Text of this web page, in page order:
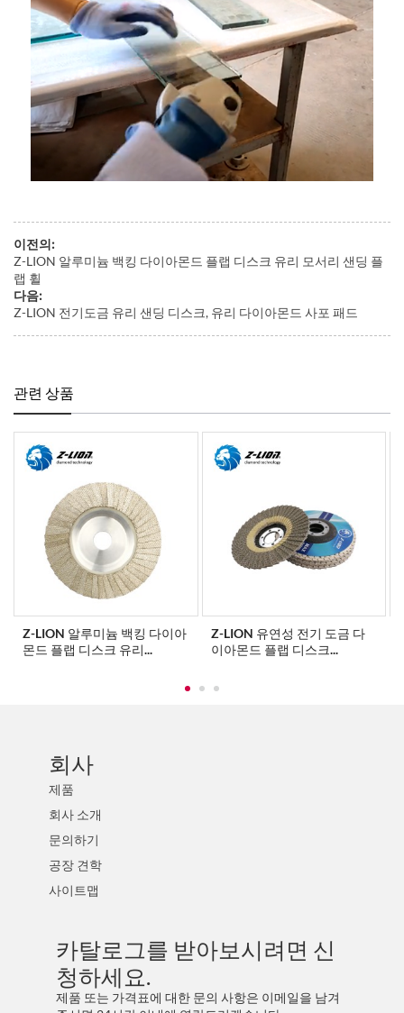
이전의:
Z-LION 알루미늄 백킹 다이아몬드 플랩 디스크 유리 모서리 샌딩 플
랩 휠
다음:
Z-LION 전기도금 유리 샌딩 디스크, 유리 다이아몬드 사포 패드
관련 상품
Z-LION 알루미늄 백킹 다이아
몬드 플랩 디스크 유리...
Z-LION 유연성 전기 도금 다
이아몬드 플랩 디스크...
회사
제품
회사 소개
문의하기
공장 견학
사이트맵
카탈로그를 받아보시려면 신
청하세요.
제품 또는 가격표에 대한 문의 사항은 이메일을 남겨